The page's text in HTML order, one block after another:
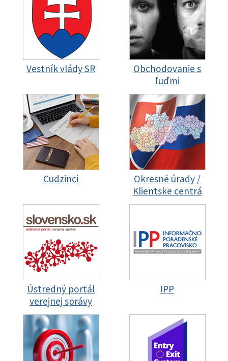
Vestník vlády SR
Obchodovanie s
ľuďmi
Cudzinci
Okresné úrady /
Klientske centrá
Ústredný portál
verejnej správy
IPP